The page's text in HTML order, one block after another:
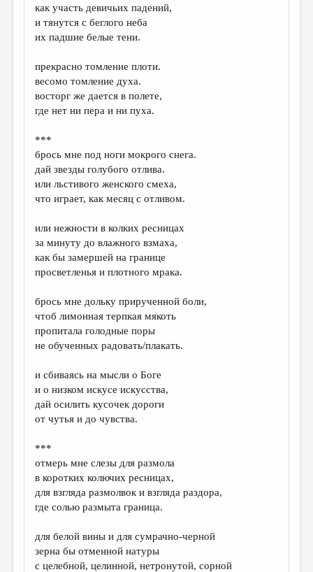
как участь девичьих падений,
и тянутся с беглого неба
их падшие белые тени.
прекрасно томление плоти.
весомо томление духа.
восторг же дается в полете,
где нет ни пера и ни пуха.
***
брось мне под ноги мокрого снега.
дай звезды голубого отлива.
или льстивого женского смеха,
что играет, как месяц с отливом.
или нежности в колких ресницах
за минуту до влажного взмаха,
как бы замершей на границе
просветленья и плотного мрака.
брось мне дольку прирученной боли,
чтоб лимонная терпкая мякоть
пропитала голодные поры
не обученных радовать/плакать.
и сбиваясь на мысли о Боге
и о низком искусе искусства,
дай осилить кусочек дороги
от чутья и до чувства.
***
отмерь мне слезы для размола
в коротких колючих ресницах,
для взгляда размолвок и взгляда раздора,
где солью размыта граница.
для белой вины и для сумрачно-черной
зерна бы отменной натуры
с целебной, целинной, нетронутой, сорной